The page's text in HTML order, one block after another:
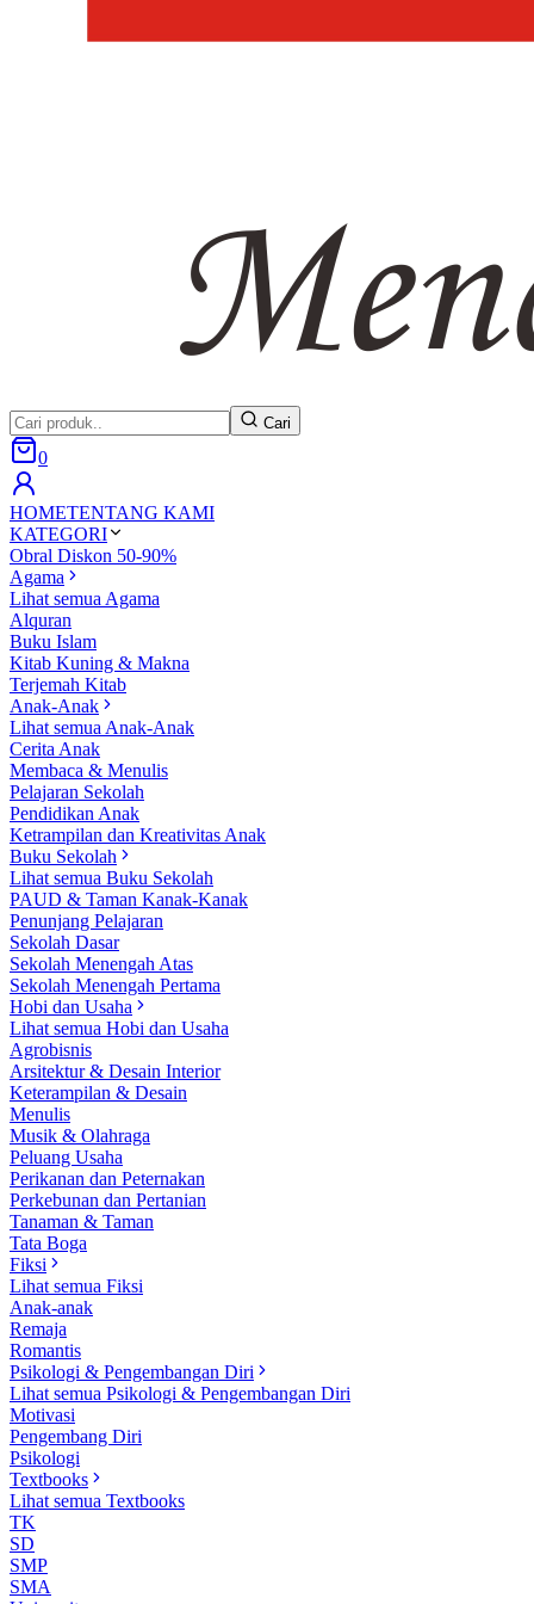
Cari
0
HOMETENTANG KAMI
KATEGORI
Obral Diskon 50-90%
Agama
Lihat semua Agama
Alquran
Buku Islam
Kitab Kuning & Makna
Terjemah Kitab
Anak-Anak
Lihat semua Anak-Anak
Cerita Anak
Membaca & Menulis
Pelajaran Sekolah
Pendidikan Anak
Ketrampilan dan Kreativitas Anak
Buku Sekolah
Lihat semua Buku Sekolah
PAUD & Taman Kanak-Kanak
Penunjang Pelajaran
Sekolah Dasar
Sekolah Menengah Atas
Sekolah Menengah Pertama
Hobi dan Usaha
Lihat semua Hobi dan Usaha
Agrobisnis
Arsitektur & Desain Interior
Keterampilan & Desain
Menulis
Musik & Olahraga
Peluang Usaha
Perikanan dan Peternakan
Perkebunan dan Pertanian
Tanaman & Taman
Tata Boga
Fiksi
Lihat semua Fiksi
Anak-anak
Remaja
Romantis
Psikologi & Pengembangan Diri
Lihat semua Psikologi & Pengembangan Diri
Motivasi
Pengembang Diri
Psikologi
Textbooks
Lihat semua Textbooks
TK
SD
SMP
SMA